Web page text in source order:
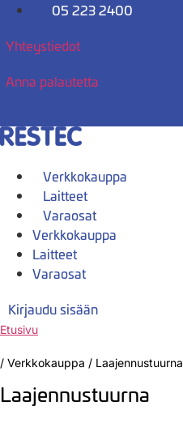
Mene
05 223 2400
Yhteystiedot
Anna palautetta
Verkkokauppa
Laitteet
Varaosat
Verkkokauppa
Laitteet
Varaosat
Kirjaudu sisään
Etusivu
/ Verkkokauppa / Laajennustuurna
Laajennustuurna